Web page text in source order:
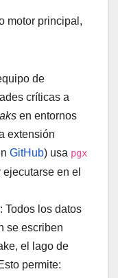
motor principal,
de
críticas a
en entornos
extensión
GitHub) usa pgx
en el
: Todos los datos
se escriben
el lago de
permite: